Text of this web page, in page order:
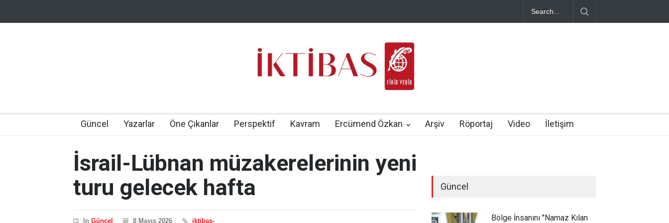
Güncel Yazarlar Öne Çıkanlar Perspektif Kavram Ercümend Özkan Arşiv Röportaj Video İletişim
İsrail-Lübnan müzakerelerinin yeni
turu gelecek hafta
In Güncel 8 Mayıs 2026 iktibas-
Güncel
Bölge İnsanını "Namaz Kılan